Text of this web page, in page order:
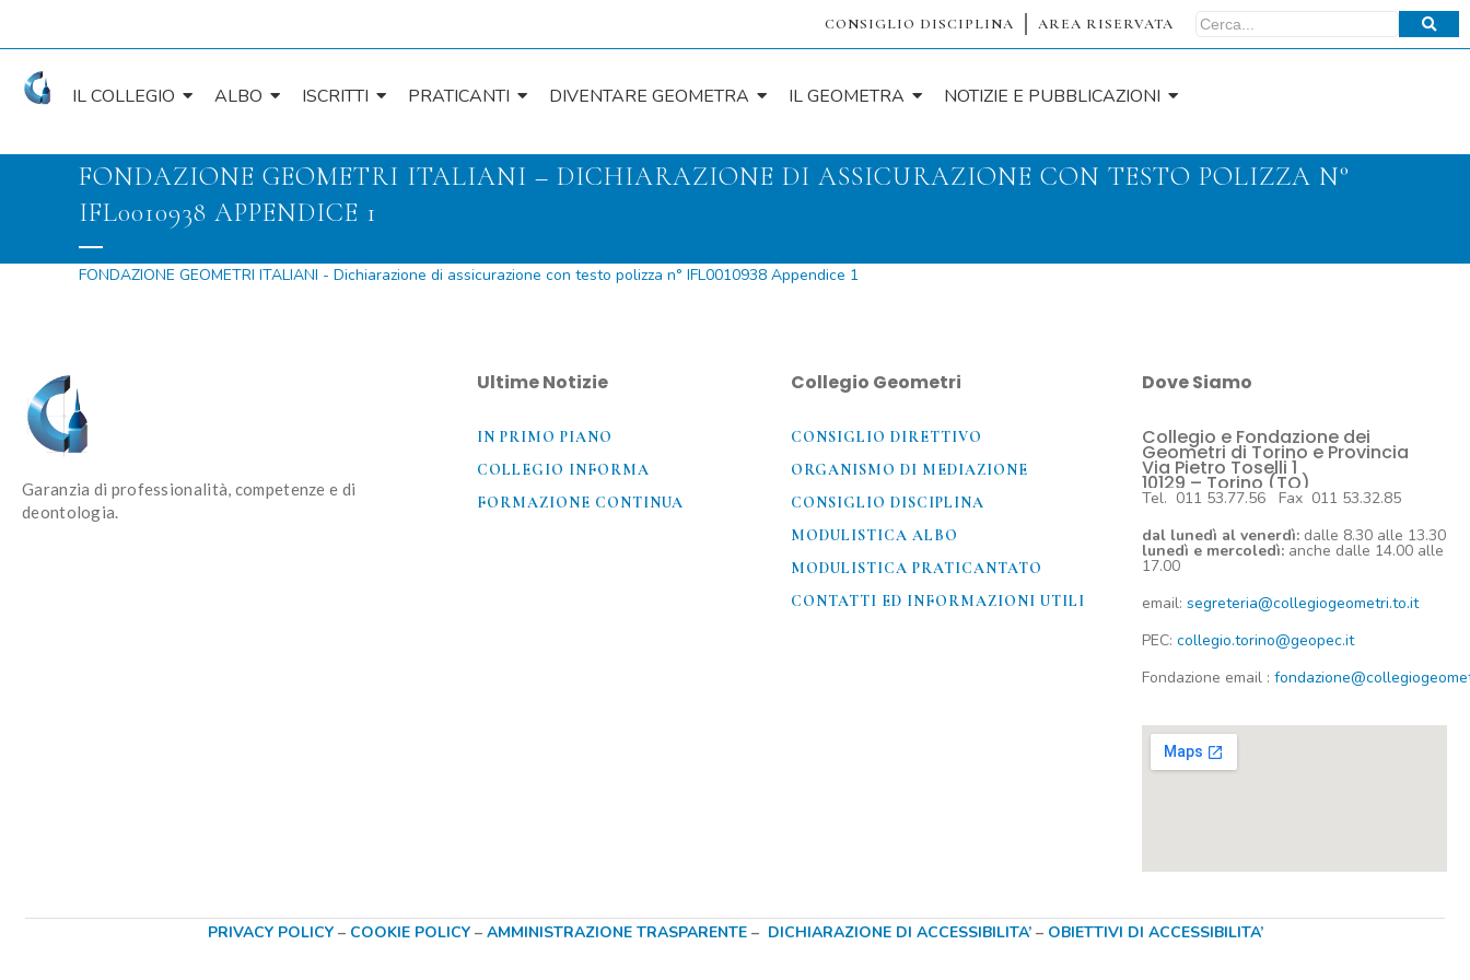
CONSIGLIO DISCIPLINA AREA RISERVATA
IL COLLEGIO ALBO ISCRITTI PRATICANTI DIVENTARE GEOMETRA IL GEOMETRA NOTIZIE E PUBBLICAZIONI
FONDAZIONE GEOMETRI ITALIANI – DICHIARAZIONE DI ASSICURAZIONE CON TESTO POLIZZA N°
IFL0010938 APPENDICE 1
FONDAZIONE GEOMETRI ITALIANI - Dichiarazione di assicurazione con testo polizza n° IFL0010938 Appendice 1
Garanzia di professionalità, competenze e di
deontologia.
Ultime Notizie
IN PRIMO PIANO
COLLEGIO INFORMA
FORMAZIONE CONTINUA
Collegio Geometri
CONSIGLIO DIRETTIVO
ORGANISMO DI MEDIAZIONE
CONSIGLIO DISCIPLINA
MODULISTICA ALBO
MODULISTICA PRATICANTATO
CONTATTI ED INFORMAZIONI UTILI​
Dove Siamo
Collegio e Fondazione dei
Geometri di Torino e Provincia
Via Pietro Toselli 1
10129 – Torino (TO)
Tel. 011 53.77.56 Fax 011 53.32.85
dal lunedì al venerdì: dalle 8.30 alle 13.30
lunedì e mercoledì: anche dalle 14.00 alle
17.00
email: segreteria@collegiogeometri.to.it
PEC: collegio.torino@geopec.it
Fondazione email :
PRIVACY POLICY– COOKIE POLICY – AMMINISTRAZIONE TRASPARENTE– DICHIARAZIONE DI ACCESSIBILITA’– OBIETTIVI DI ACCESSIBILITA’